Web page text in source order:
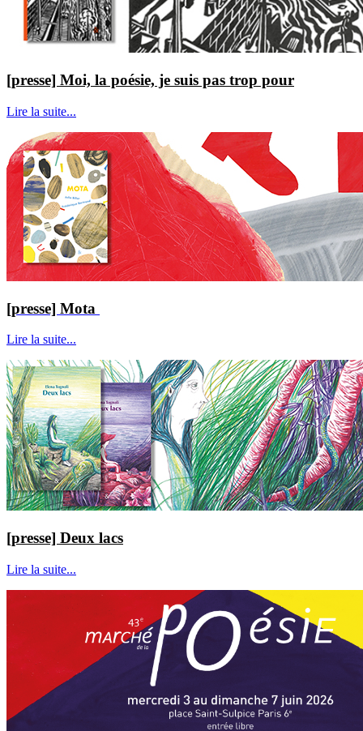
[presse] Moi, la poésie, je suis pas trop pour
Lire la suite...
[presse] Mota
Lire la suite...
[presse] Deux lacs
Lire la suite...